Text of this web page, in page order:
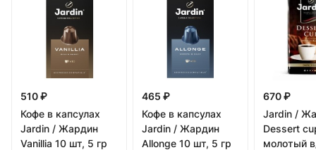
510 ₽
Кофе в капсулах
Jardin / Жардин
Vanillia 10 шт, 5 гр
465 ₽
Кофе в капсулах
Jardin / Жардин
Allonge 10 шт, 5 гр
670 ₽
Jardin /
Dessert
молотый